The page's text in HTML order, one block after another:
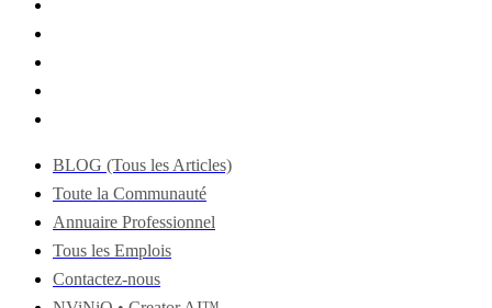
BLOG (Tous les Articles)
Toute la Communauté
Annuaire Professionnel
Tous les Emplois
Contactez-nous